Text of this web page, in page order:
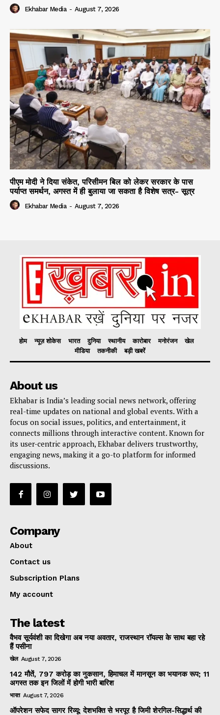
Ekhabar Media - August 7, 2026
पीएम मोदी ने दिया संकेत, परिसीमन बिल को लेकर सरकार के पास
पर्याप्त समर्थन, अगस्त में ही बुलाया जा सकता है विशेष सत्र- सूत्र
Ekhabar Media - August 7, 2026
होम न्यूज़ शोकेस भारत दुनिया स्थानीय कारोबार मनोरंजन
खेल
मीडिया
तकनीकी बड़ी खबरें
About us
Ekhabar is India’s leading social news network, offering
real-time updates on national and global events. With a
focus on social issues, politics, and entertainment, it
connects millions through interactive content. Known for
its user-centric approach, Ekhabar delivers trustworthy,
engaging news, making it a go-to platform for informed
discussions.
Company
About
Contact us
Subscription Plans
My account
The latest
वैभव सूर्यवंशी का दिखेगा अब नया अवतार, राजस्थान रॉयल्स के साथ बहा रहे
हैं पसीना
खेल August 7, 2026
142 मौतें, 797 करोड़ का नुकसान, हिमाचल में मानसून का भयानक रूप; 11
अगस्त तक इन जिलों में होगी भारी बारिश
भारत August 7, 2026
ऑपरेशन सफेद सागर रिव्यू: देशभक्ति से भरपूर है जिमी शेरगिल-सिद्धार्थ की